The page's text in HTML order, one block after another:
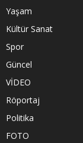
Yaşam
Kültür Sanat
Spor
Güncel
VİDEO
Röportaj
Politika
FOTO